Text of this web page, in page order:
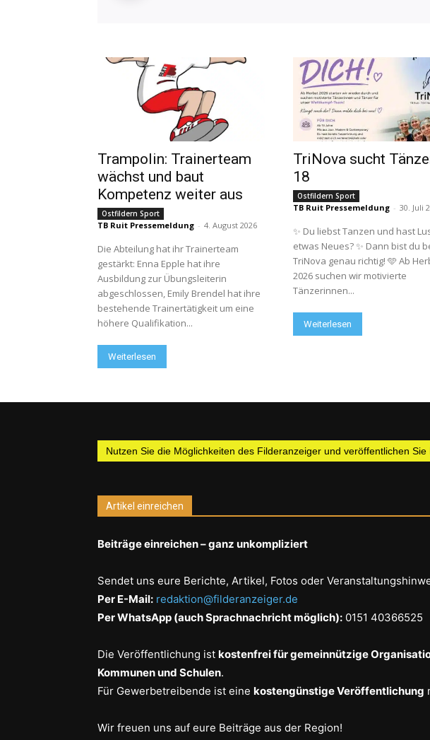
Trampolin: Trainerteam
wächst und baut
Kompetenz weiter aus
Ostfildern Sport
TB Ruit Pressemeldung - 4. August 2026
Die Abteilung hat ihr Trainerteam
gestärkt: Enna Epple hat ihre
Ausbildung zur Übungsleiterin
abgeschlossen, Emily Brendel hat ihre
bestehende Trainertätigkeit um eine
höhere Qualifikation...
Weiterlesen
TriNova sucht
18
Ostfildern Sport
TB Ruit Pressemeldung - 30. Juli
✨ Du liebst Tanzen und hast
etwas Neues? ✨ Dann bist du
TriNova genau richtig! 🩵 Ab
2026 suchen wir motivierte
Tänzerinnen...
Weiterlesen
Nutzen Sie die Möglichkeiten des Filderanzeiger und veröffentlichen
Artikel einreichen
Beiträge einreichen – ganz unkompliziert
Sendet uns eure Berichte, Artikel, Fotos oder
Per E-Mail: redaktion@filderanzeiger.de
Per WhatsApp (auch Sprachnachricht möglich): 0151 40366525
Die Veröffentlichung ist kostenfrei für gemeinnützige
Kommunen und Schulen.
Für Gewerbetreibende ist eine kostengünstige Veröffentlichung
Wir freuen uns auf eure Beiträge aus der Region!